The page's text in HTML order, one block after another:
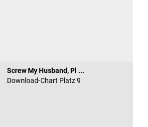
Screw My Husband, Pl ...
Download-Chart Platz 9